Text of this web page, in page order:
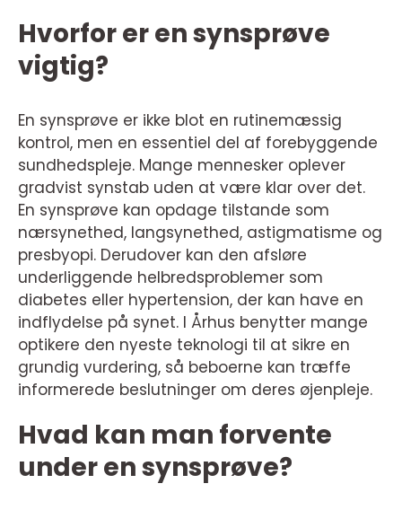
Hvorfor er en synsprøve
vigtig?
En synsprøve er ikke blot en rutinemæssig
kontrol, men en essentiel del af forebyggende
sundhedspleje. Mange mennesker oplever
gradvist synstab uden at være klar over det.
En synsprøve kan opdage tilstande som
nærsynethed, langsynethed, astigmatisme og
presbyopi. Derudover kan den afsløre
underliggende helbredsproblemer som
diabetes eller hypertension, der kan have en
indflydelse på synet. I Århus benytter mange
optikere den nyeste teknologi til at sikre en
grundig vurdering, så beboerne kan træffe
informerede beslutninger om deres øjenpleje.
Hvad kan man forvente
under en synsprøve?